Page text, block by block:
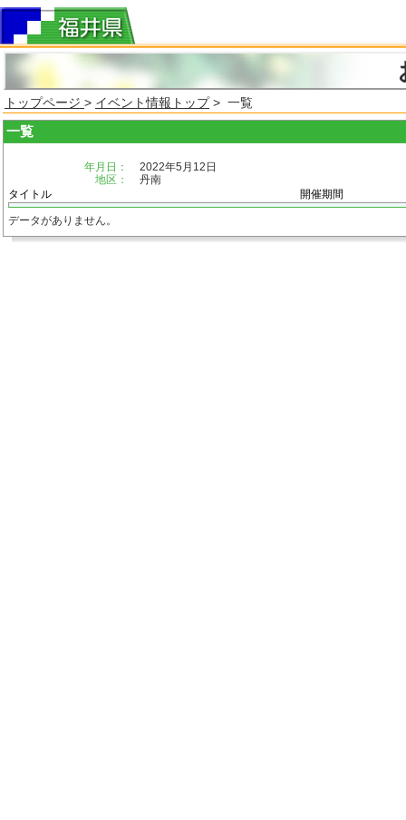
トップページ > イベント情報トップ> 一覧
一覧
年月日：
2022年5月12日
地区：
丹南
タイトル
開催期間
データがありません。